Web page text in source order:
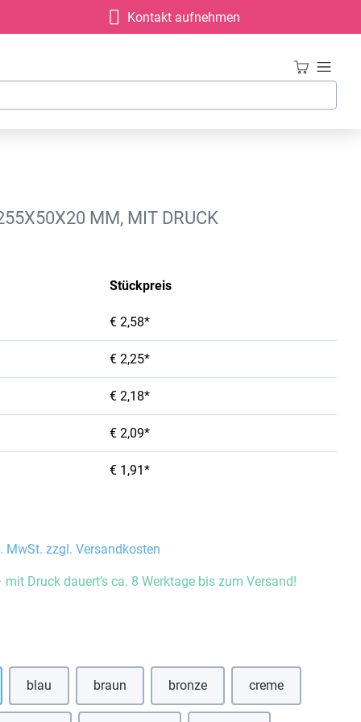
Kontakt aufnehmen
MM, MIT DRUCK
Stückpreis
€ 2,58*
€ 2,25*
€ 2,18*
€ 2,09*
€ 1,91*
MwSt. zzgl. Versandkosten
Druck dauert’s ca. 8 Werktage bis zum Versand!
blau(Diese Option ist zurzeit nicht verfügbar.)
braun(Diese Option ist zurzeit nicht verfügbar.)
bronze(Diese Option ist zurzeit nicht
creme(Diese Option ist